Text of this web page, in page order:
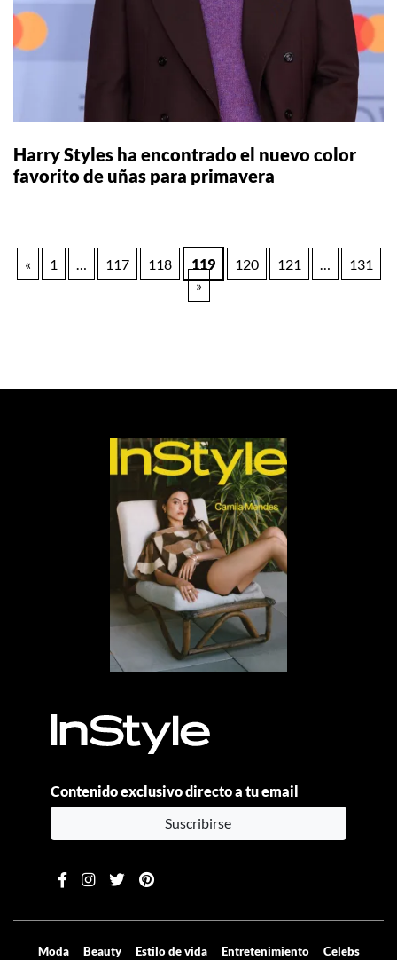
Harry Styles ha encontrado el nuevo color
favorito de uñas para primavera
Paginación
« 1 … 117 118 119 120 121 …
131
»
Contenido exclusivo directo a tu email
Suscribirse
Moda Beauty Estilo de vida Entretenimiento Celebs